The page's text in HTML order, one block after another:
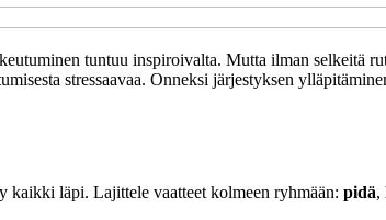
tuntuu inspiroivalta. Mutta ilman selkeitä
stressaavaa. Onneksi järjestyksen
kaikki läpi. Lajittele vaatteet kolmeen ryhmään: pidä,